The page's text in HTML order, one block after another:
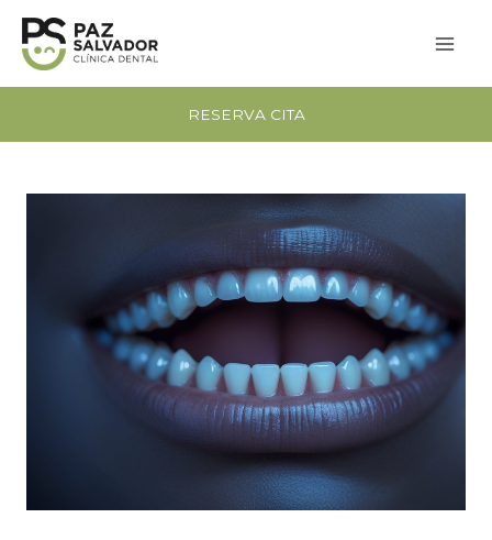
contenido
RESERVA CITA